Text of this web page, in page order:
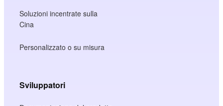
Soluzioni incentrate sulla
Cina
Personalizzato o su misura
Sviluppatori